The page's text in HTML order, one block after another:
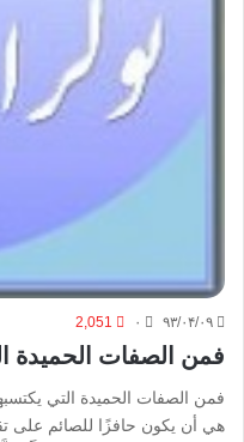
۹۳/۰۴/۰۹ ۰ 2,051
فمن الصفات الحميدة
فمن الصفات الحميدة التي
هي أن يكون حافزًا للصائم على